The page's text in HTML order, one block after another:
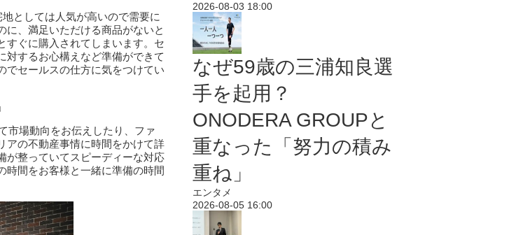
としては人気が高いので需要に
に、満足いただける商品がないと
すぐに購入されてしまいます。セ
対するお心構えなど準備ができて
でセールスの仕方に気をつけてい
市場動向をお伝えしたり、ファ
アの不動産事情に時間をかけて詳
が整っていてスピーディーな対応
時間をお客様と一緒に準備の時間
2026-08-03 18:00
なぜ59歳の三浦知良選
手を起用？
ONODERA GROUPと
重なった「努力の積み
重ね」
エンタメ
2026-08-05 16:00